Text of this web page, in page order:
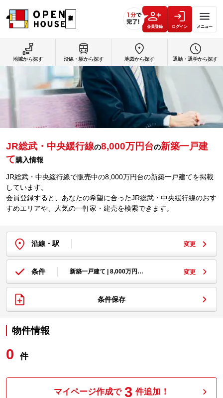
会員登録 ログイン メニュー
JR総武・中央緩行線の8,000万円台の新築一戸建
て購入情報
JR総武・中央緩行線で販売中の8,000万円台の新築一戸建てを掲載
しています。
会員登録すると、あなたの希望に合ったJR総武・中央緩行線のおす
すめエリアや、人気の一軒家・建売を検索できます。
沿線・駅 変更
条件 新築一戸建て | 8,000万円… 変更
条件保存
物件情報
0 件
マイページ作成で 3 件追加！
地域から探す 沿線・駅から探す 地図から探す 通勤・通学から探す